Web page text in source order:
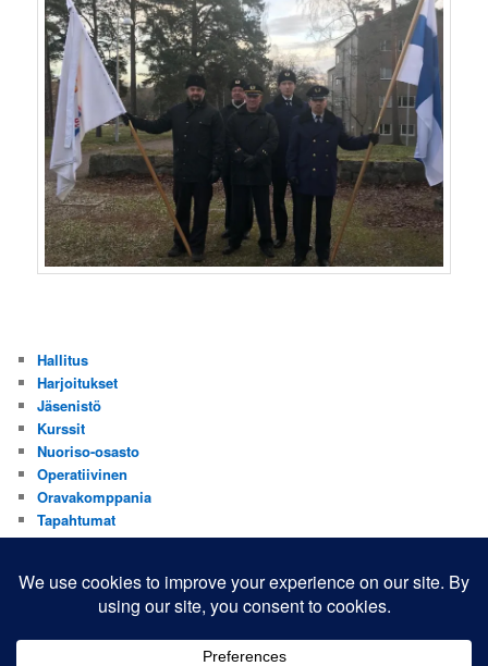
Hallitus
Harjoitukset
Jäsenistö
Kurssit
Nuoriso-osasto
Operatiivinen
Oravakomppania
Tapahtumat
Valistus
Yhteistyökumppanit